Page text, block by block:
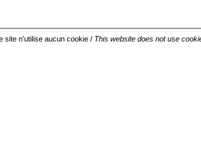
site n'utilise aucun cookie / This website does not use